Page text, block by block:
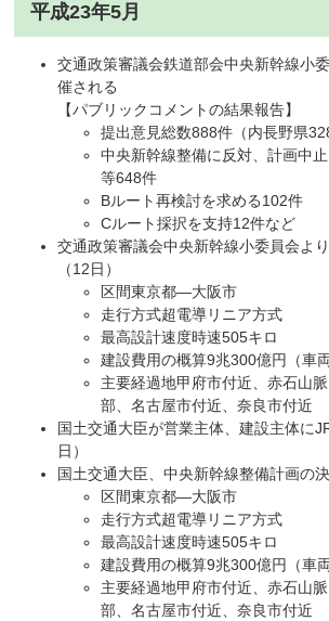
平成23年5月
交通政策審議会鉄道部会中央新幹線小
催される
【パブリックコメントの結果報告】
提出意見総数888件（内長野県
中央新幹線整備に反対、計画中
等648件
Bルート再検討を求める102件
Cルート採択を支持12件など
交通政策審議会中央新幹線小委員会よ
（12日）
区間東京都―大阪市
走行方式超電導リニア方式
最高設計速度時速505キロ
建設費用の概算9兆300億円（車
主要経過地甲府市付近、赤石山
部、名古屋市付近、奈良市付近
国土交通大臣が営業主体、建設主体に
日）
国土交通大臣、中央新幹線整備計画の決
区間東京都―大阪市
走行方式超電導リニア方式
最高設計速度時速505キロ
建設費用の概算9兆300億円（車
主要経過地甲府市付近、赤石山
部、名古屋市付近、奈良市付近